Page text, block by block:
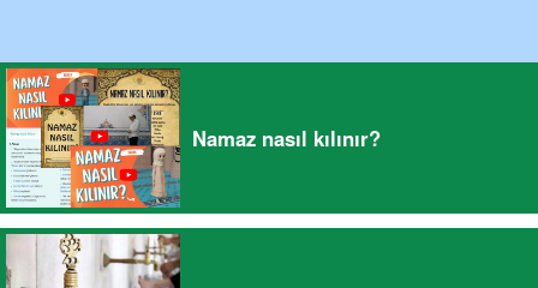
Namaz nasıl kılınır?